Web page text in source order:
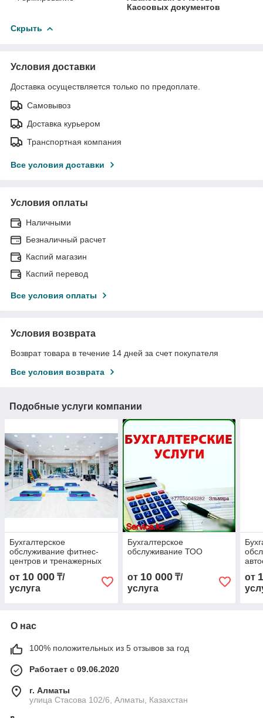
Кассовых документов
Скрыть
Условия доставки
Доставка осуществляется только по предоплате.
Самовывоз
Доставка курьером
Транспортная компания
Все условия доставки
Условия оплаты
Наличными
Безналичный расчет
Каспий магазин
Каспий перевод
Все условия оплаты
Условия возврата
Возврат товара в течение 14 дней за счет покупателя
Все условия возврата
Подобные услуги компании
Бухгалтерское
обслуживание фитнес-
центров и тренажерных
от 10 000 ₸/
услуга
Бухгалтерское
обслуживание ТОО
от 10 000₸/
услуга
от
О нас
100% положительных из 5 отзывов за год
Работает с 09.06.2020
г. Алматы
улица Стасова 102/6, Алматы, Казахстан